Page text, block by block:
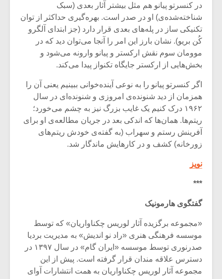
در کنسرتو پیانو هم مثل بیشتر آثار بعدی (سبک
شناخته‌شده‌ی) او در صدر است. بهره‌گیری حداکثر از توان
تکنیکی ساز در پله‌های بعدی قرار دارد (جز ابتدای آلگرو
کُن بریو). نشان بارز این امر را آنجا می‌توان دید که در
موومان سوم نقش ارکستر و پیانو وارونه می‌شود و
بخش‌هایی از ارکستر جایگاه تکنواز پیدا می‌کند.
اگر کنسرتو پیانو را به نوعی آینده‌خوانی ببینیم یعنی آن را
همزمان از دید شنونده‌ی امروزی و شنونده‌ای در سال
۱۹۶۲ درک کنیم یک غایب بزرگ نیز به چشم می‌خورد؛
ریتم‌ها. همان‌ها که اندکی بعد در جریان مطالعه‌ی او برای
آفرینش رستم و سهراب (به گفته‌ی خودش ریتم‌های
زورخانه) کشف و در کارهایش ماندگار شد.
نویز
***
گفتگوی هارمونیک
«مجموعه برگزیده آثار لوریس چکناواریان» که توسط
موسسه فرهنگی هنری «راد نو اندیش» به مدیریت بردیا
صدرنوری توسط موسسه «ایران گام» در سال ۱۳۹۷ در
دسترس علاقه مندان قرار گرفته است. پیش از این
مجموعه آثار لوریس چکناواریان به همت انتشارات آوای